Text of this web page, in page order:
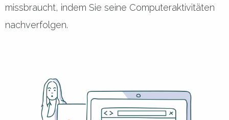
missbraucht, indem Sie seine Computeraktivitäten
nachverfolgen.